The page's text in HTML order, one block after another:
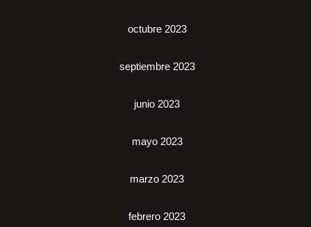
octubre 2023
septiembre 2023
junio 2023
mayo 2023
marzo 2023
febrero 2023